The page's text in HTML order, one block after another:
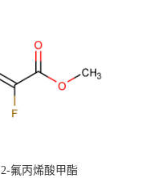
2-氟丙烯酸甲酯